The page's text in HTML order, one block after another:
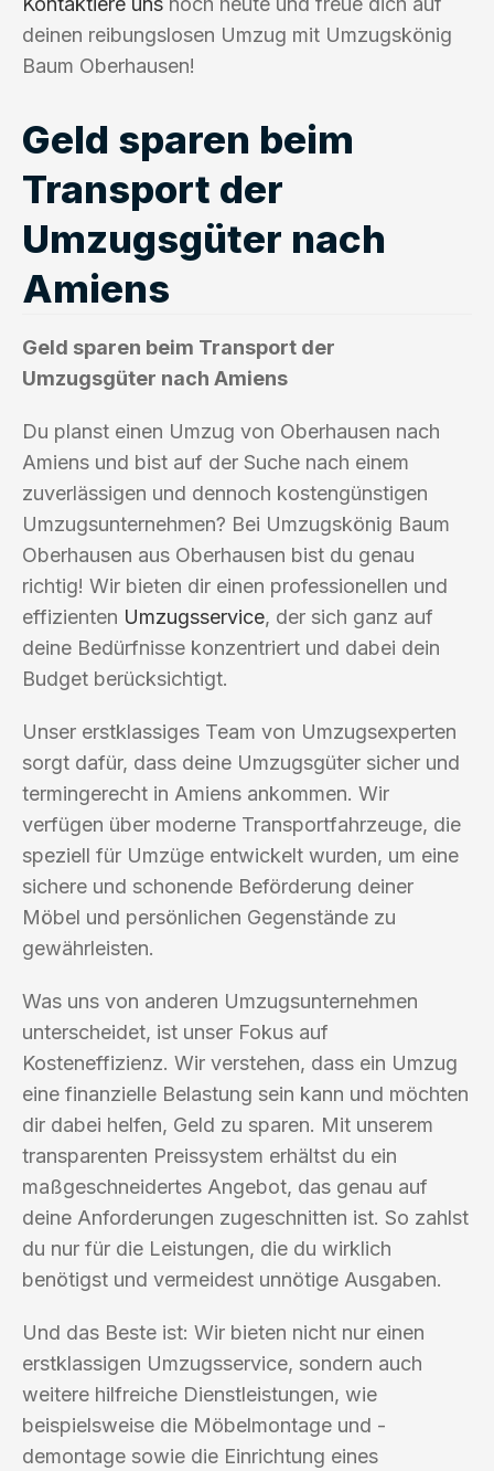
deinen reibungslosen Umzug mit Umzugskönig
Baum Oberhausen!
Geld sparen beim
Transport der
Umzugsgüter nach
Amiens
Geld sparen beim Transport der
Umzugsgüter nach Amiens
Du planst einen Umzug von Oberhausen nach
Amiens und bist auf der Suche nach einem
zuverlässigen und dennoch kostengünstigen
Umzugsunternehmen? Bei Umzugskönig Baum
Oberhausen aus Oberhausen bist du genau
richtig! Wir bieten dir einen professionellen und
effizienten Umzugsservice, der sich ganz auf
deine Bedürfnisse konzentriert und dabei dein
Budget berücksichtigt.
Unser erstklassiges Team von Umzugsexperten
sorgt dafür, dass deine Umzugsgüter sicher und
termingerecht in Amiens ankommen. Wir
verfügen über moderne Transportfahrzeuge, die
speziell für Umzüge entwickelt wurden, um eine
sichere und schonende Beförderung deiner
Möbel und persönlichen Gegenstände zu
gewährleisten.
Was uns von anderen Umzugsunternehmen
unterscheidet, ist unser Fokus auf
Kosteneffizienz. Wir verstehen, dass ein Umzug
eine finanzielle Belastung sein kann und möchten
dir dabei helfen, Geld zu sparen. Mit unserem
transparenten Preissystem erhältst du ein
maßgeschneidertes Angebot, das genau auf
deine Anforderungen zugeschnitten ist. So zahlst
du nur für die Leistungen, die du wirklich
benötigst und vermeidest unnötige Ausgaben.
Und das Beste ist: Wir bieten nicht nur einen
erstklassigen Umzugsservice, sondern auch
weitere hilfreiche Dienstleistungen, wie
beispielsweise die Möbelmontage und -
demontage sowie die Einrichtung eines